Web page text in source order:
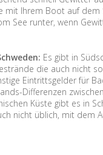
mit Ihrem Boot auf dem
See runter, wenn
Es gibt in
die auch nicht
Eintrittsgelder für
Differenzen
Küste gibt es in
nicht üblich, mit dem